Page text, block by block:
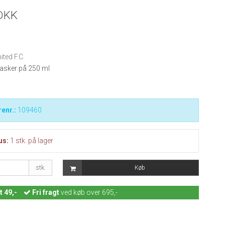
F.C.
på 250 ml
109460
1 stk. på lager
stk. Køb
49,- Fri fragtved køb over 695,-